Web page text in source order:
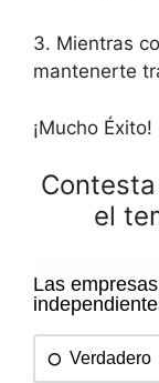
3. Mientras
mantenerte
¡Mucho Éxito!
el